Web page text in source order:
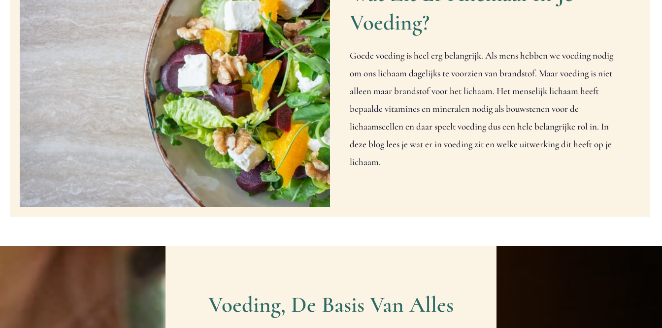
Voeding?
Goede voeding is heel erg belangrijk. Als mens hebben we voeding nodig
om ons lichaam dagelijks te voorzien van brandstof. Maar voeding is niet
alleen maar brandstof voor het lichaam. Het menselijk lichaam heeft
bepaalde vitamines en mineralen nodig als bouwstenen voor de
lichaamscellen en daar speelt voeding dus een hele belangrijke rol in. In
deze blog lees je wat er in voeding zit en welke uitwerking dit heeft op je
lichaam.
Voeding, De Basis Van Alles